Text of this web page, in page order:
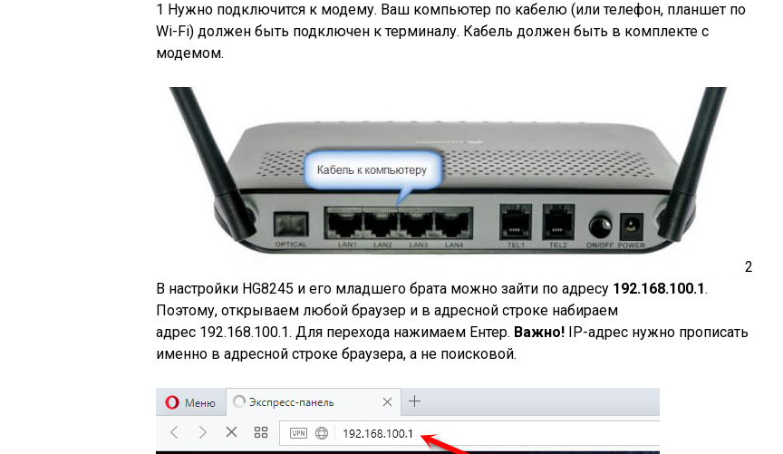
1 Нужно подключится к модему. Ваш компьютер по кабелю (или телефон, планшет по
Wi-Fi) должен быть подключен к терминалу. Кабель должен быть в комплекте с
модемом.
2
В настройки HG8245 и его младшего брата можно зайти по адресу 192.168.100.1.
Поэтому, открываем любой браузер и в адресной строке набираем
адрес 192.168.100.1. Для перехода нажимаем Ентер. Важно! IP-адрес нужно прописать
именно в адресной строке браузера, а не поисковой.